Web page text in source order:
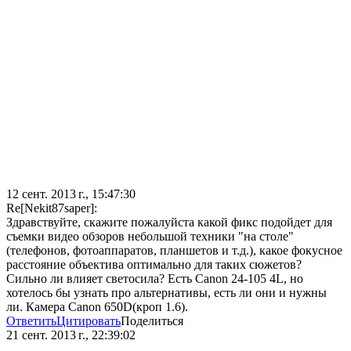
12 сент. 2013 г., 15:47:30
Re[Nekit87saper]:
Здравствуйте, скажите пожалуйста какой фикс подойдет для
съемки видео обзоров небольшой техники "на столе"
(телефонов, фотоаппаратов, планшетов и т.д.), какое фокусное
расстояние объектива оптимально для таких сюжетов?
Сильно ли влияет светосила? Есть Canon 24-105 4L, но
хотелось бы узнать про альтернативы, есть ли они и нужны
ли. Камера Canon 650D(кроп 1.6).
ОтветитьЦитироватьПоделиться
21 сент. 2013 г., 22:39:02